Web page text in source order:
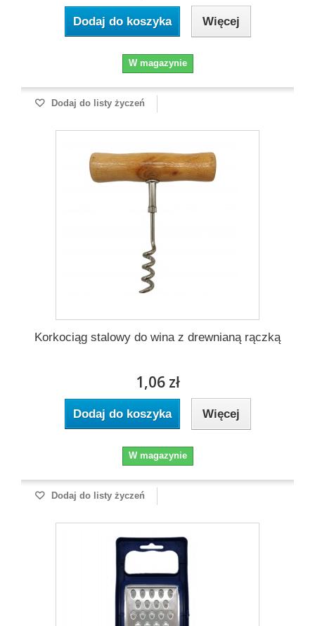
Dodaj do koszyka Więcej
W magazynie
Dodaj do listy życzeń
Korkociąg stalowy do wina z drewnianą rączką
1,06 zł
Dodaj do koszyka Więcej
W magazynie
Dodaj do listy życzeń